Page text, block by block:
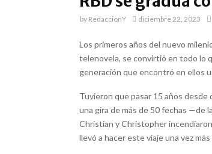
by RedaccionY diciembre 22, 2023
Los primeros años del nuevo
telenovela, se convirtió en todo lo
generación que encontró en ellos
Tuvieron que pasar 15 años desde
una gira de más de 50 fechas —de
Christian y Christopher
llevó a hacer este viaje una vez